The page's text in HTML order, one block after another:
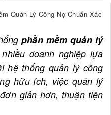
Quản Lý Công Nợ Chuẩn Xác
phần mềm quản lý
doanh nghiệp lựa
hệ thống quản lý công
hữu ích, việc quản lý
giản hơn, thuận tiện